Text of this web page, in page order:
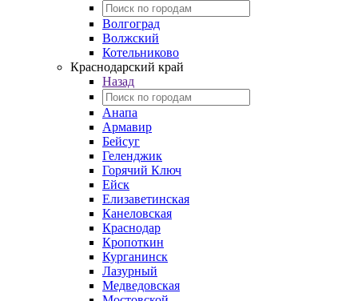
Волгоград
Волжский
Котельниково
Краснодарский край
Назад
Анапа
Армавир
Бейсуг
Геленджик
Горячий Ключ
Ейск
Елизаветинская
Канеловская
Краснодар
Кропоткин
Курганинск
Лазурный
Медведовская